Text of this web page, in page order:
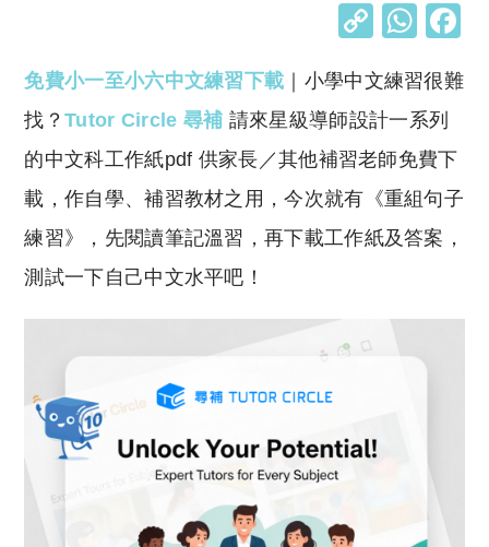
C
p
y
Li
n
k
W
at
s
A
p
p
免費小一至小六中文練習下載 ｜小學中文練習很難
找？Tutor Circle 尋補 請來星級導師設計一系列
的中文科工作紙pdf 供家長／其他補習老師免費下
載，作自學、補習教材之用，今次就有《重組句子
練習》，先閱讀筆記溫習，再下載工作紙及答案，
測試一下自己中文水平吧！